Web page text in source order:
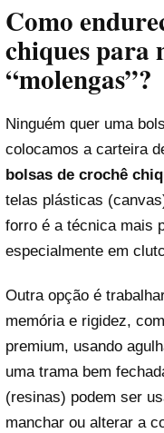
Como
chiques para
“molengas”?
Ninguém quer uma
colocamos a carteira
bolsas de crochê
telas plásticas
forro é a técnica mais
especialmente em
Outra opção é
memória e rigidez,
premium, usando
uma trama bem
(resinas) podem ser
manchar ou alterar a